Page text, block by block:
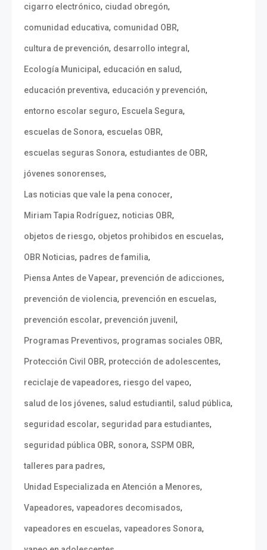
cigarro electrónico, ciudad obregón,
comunidad educativa, comunidad OBR,
cultura de prevención, desarrollo integral,
Ecología Municipal, educación en salud,
educación preventiva, educación y prevención,
entorno escolar seguro, Escuela Segura,
escuelas de Sonora, escuelas OBR,
escuelas seguras Sonora, estudiantes de OBR,
jóvenes sonorenses,
Las noticias que vale la pena conocer,
Miriam Tapia Rodríguez, noticias OBR,
objetos de riesgo, objetos prohibidos en escuelas,
OBR Noticias, padres de familia,
Piensa Antes de Vapear, prevención de adicciones,
prevención de violencia, prevención en escuelas,
prevención escolar, prevención juvenil,
Programas Preventivos, programas sociales OBR,
Protección Civil OBR, protección de adolescentes,
reciclaje de vapeadores, riesgo del vapeo,
salud de los jóvenes, salud estudiantil, salud pública,
seguridad escolar, seguridad para estudiantes,
seguridad pública OBR, sonora, SSPM OBR,
talleres para padres,
Unidad Especializada en Atención a Menores,
Vapeadores, vapeadores decomisados,
vapeadores en escuelas, vapeadores Sonora,